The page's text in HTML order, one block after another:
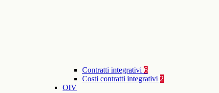
Contratti integrativi 6
Costi contratti integrativi 2
OIV